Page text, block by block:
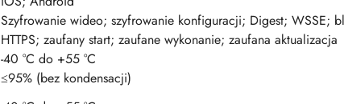
Szyfrowanie wideo; szyfrowanie konfiguracji; Digest; WSSE;
HTTPS; zaufany start; zaufane wykonanie; zaufana aktualizacja
-40 °C do +55 °C
≤95% (bez kondensacji)